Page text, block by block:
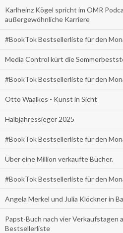
Karlheinz Kögel spricht im OMR
außergewöhnliche Karriere
#BookTok Bestsellerliste für den
Media Control kürt die
#BookTok Bestsellerliste für den
Otto Waalkes - Kunst in Sicht
Halbjahressieger 2025
#BookTok Bestsellerliste für den
Über eine Million verkaufte Bücher.
#BookTok Bestsellerliste für den
Angela Merkel und Julia Klöckner in
Papst-Buch nach vier Verkaufstagen
Bestsellerliste